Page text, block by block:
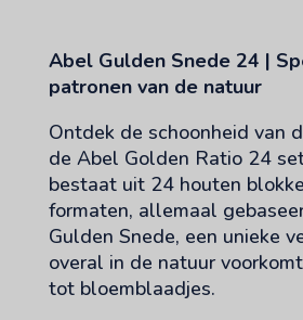
Sale
aantal
Abel Gulden Snede 24 |
patronen van de natuur
Ontdek de schoonheid van
de Abel Golden Ratio 24
bestaat uit 24 houten
formaten, allemaal
Gulden Snede, een unieke
overal in de natuur
tot bloemblaadjes.